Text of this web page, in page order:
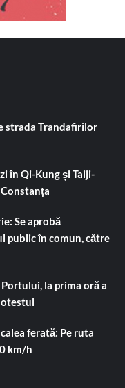
strada Trandafirilor
în Qi-Kung și Taiji-
Se aprobă
public în comun, către
la prima oră a
ferată: Pe ruta
km/h